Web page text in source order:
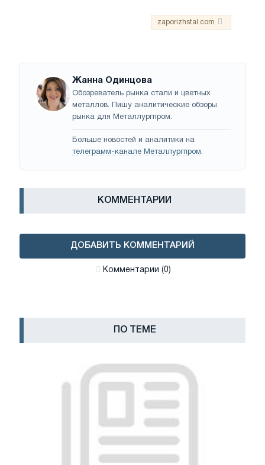
zaporizhstal.com
Жанна Одинцова
Обозреватель рынка стали и цветных
металлов. Пишу аналитические обзоры
рынка для Металлургпром.
Больше новостей и аналитики на
телеграмм-канале Металлургпром.
КОММЕНТАРИИ
ДОБАВИТЬ КОММЕНТАРИЙ
Комментарии (0)
ПО ТЕМЕ